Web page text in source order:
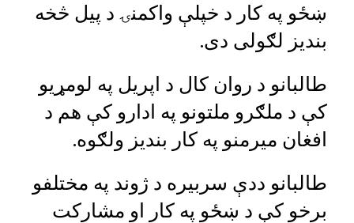
ښځو په کار د خپلې واکمنۍ د پیل څخه
بندیز لګولی دی.
طالبانو د روان کال د اپریل په لومړیو
کې د ملګرو ملتونو په ادارو کې هم د
افغان میرمنو په کار بندیز ولګوه.
طالبانو ددې سربیره د ژوند په مختلفو
برخو کې د ښځو په کار او مشارکت